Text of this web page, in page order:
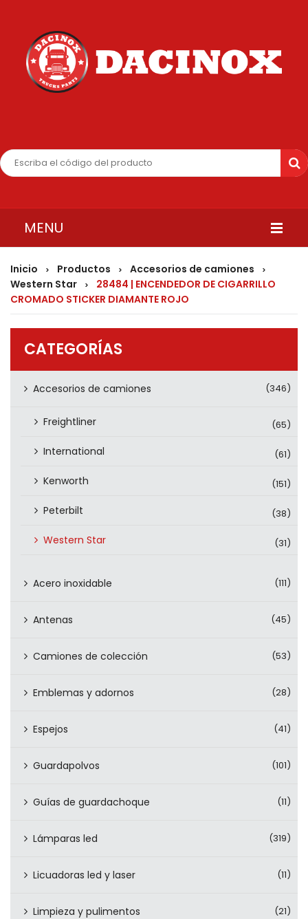
MENU
INICIO
QUIENES SOMOS
PRODUCTOS
CONTÁCTENOS
Inicio > Productos > Accesorios de camiones >
Western Star >
28484 | ENCENDEDOR DE CIGARRILLO
CROMADO STICKER DIAMANTE ROJO
CATEGORÍAS
Accesorios de camiones (346)
Freightliner (65)
International (61)
Kenworth (151)
Peterbilt (38)
Western Star (31)
Acero inoxidable (111)
Antenas (45)
Camiones de colección (53)
Emblemas y adornos (28)
Espejos (41)
Guardapolvos (101)
Guías de guardachoque (11)
Lámparas led (319)
Licuadoras led y laser (11)
Limpieza y pulimentos (21)